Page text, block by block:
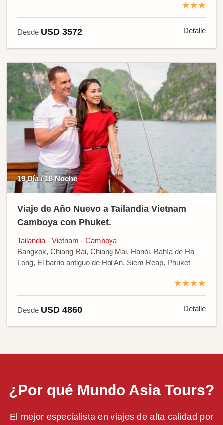
★★★
Desde USD 3572 Detalle
19 Día / 18 Noche
Viaje de Año Nuevo a Tailandia Vietnam
Camboya con Phuket.
Tailandia - Vietnam - Camboya
Bangkok, Chiang Rai, Chiang Mai, Hanói, Bahía de Ha
Long, El barrio antiguo de Hoi An, Siem Reap, Phuket
★★★★
Desde USD 4860 Detalle
¿Por qué Mundo Asia Tours?
El mejor especialista en viajes de alta calidad por